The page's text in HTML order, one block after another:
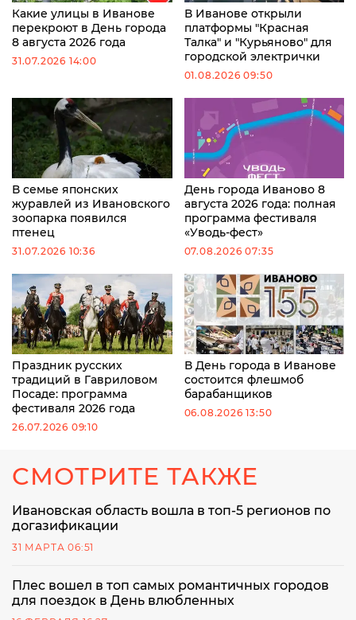
Какие улицы в Иванове
перекроют в День города
8 августа 2026 года
31.07.2026 14:00
В Иванове открыли
платформы "Красная
Талка" и "Курьяново" для
городской электрички
01.08.2026 09:50
В семье японских
журавлей из Ивановского
зоопарка появился
птенец
31.07.2026 10:36
День города Иваново 8
августа 2026 года: полная
программа фестиваля
«Уводь-фест»
07.08.2026 07:35
Праздник русских
традиций в Гавриловом
Посаде: программа
фестиваля 2026 года
26.07.2026 09:10
В День города в Иванове
состоится флешмоб
барабанщиков
06.08.2026 13:50
СМОТРИТЕ ТАКЖЕ
Ивановская область вошла в топ-5 регионов по
догазификации
31 МАРТА 06:51
Плес вошел в топ самых романтичных городов
для поездок в День влюбленных